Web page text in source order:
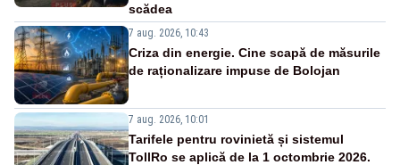
scădea
7 aug. 2026, 10:43
Criza din energie. Cine scapă de măsurile
de raționalizare impuse de Bolojan
7 aug. 2026, 10:01
Tarifele pentru rovinietă și sistemul
TollRo se aplică de la 1 octombrie 2026.